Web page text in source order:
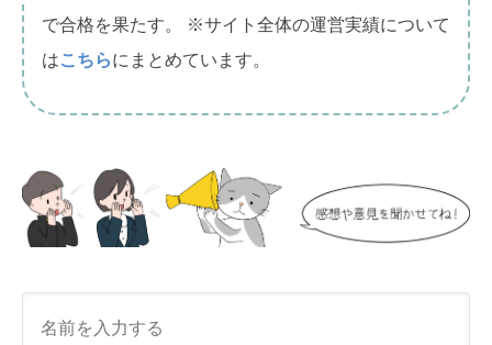
で合格を果たす。 ※サイト全体の運営実績について
はこちらにまとめています。